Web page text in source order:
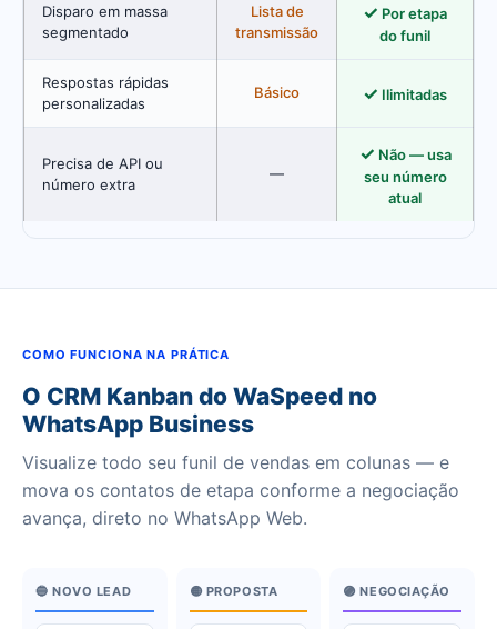
Disparo em massa
segmentado
Lista de
transmissão
✓ Por etapa
do funil
Respostas rápidas
personalizadas
Básico ✓ Ilimitadas
Precisa de API ou
número extra
—
✓ Não — usa
seu número
atual
COMO FUNCIONA NA PRÁTICA
O CRM Kanban do WaSpeed no
WhatsApp Business
Visualize todo seu funil de vendas em colunas — e
mova os contatos de etapa conforme a negociação
avança, direto no WhatsApp Web.
🔵 NOVO LEAD 🟡 PROPOSTA 🟣 NEGOCIAÇÃO